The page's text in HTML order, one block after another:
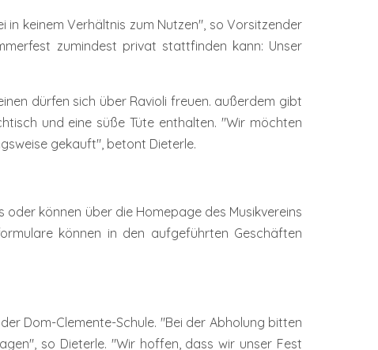
keinem Verhältnis zum Nutzen", so Vorsitzender
zumindest privat stattfinden kann: Unser
dürfen sich über Ravioli freuen. außerdem gibt
und eine süße Tüte enthalten. "Wir möchten
gekauft", betont Dieterle.
können über die Homepage des Musikvereins
können in den aufgeführten Geschäften
Dom-Clemente-Schule. "Bei der Abholung bitten
so Dieterle. "Wir hoffen, dass wir unser Fest